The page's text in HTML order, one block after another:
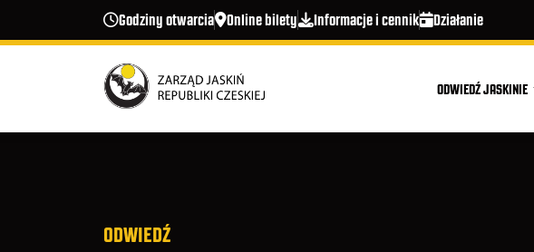
Godziny otwarcia Online bilety Informacje i cennik Działanie
ODWIEDŹ JASKINIE
ODWIEDŹ